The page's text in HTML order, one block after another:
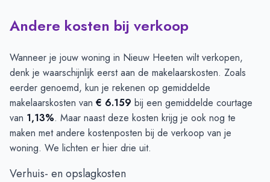
Andere kosten bij verkoop
Wanneer je jouw woning in Nieuw Heeten wilt verkopen,
denk je waarschijnlijk eerst aan de makelaarskosten. Zoals
eerder genoemd, kun je rekenen op gemiddelde
makelaarskosten van € 6.159 bij een gemiddelde courtage
van 1,13%. Maar naast deze kosten krijg je ook nog te
maken met andere kostenposten bij de verkoop van je
woning. We lichten er hier drie uit.
Verhuis- en opslagkosten